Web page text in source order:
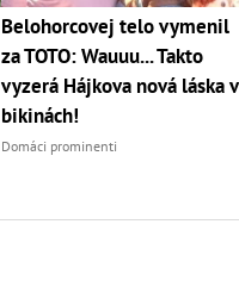
Belohorcovej telo vymenil
za TOTO: Wauuu... Takto
vyzerá Hájkova nová láska v
bikinách!
Domáci prominenti